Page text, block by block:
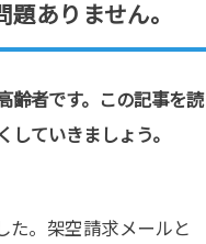
ありません。
齢者です。この記事を読
ていきましょう。
た。架空請求メールと